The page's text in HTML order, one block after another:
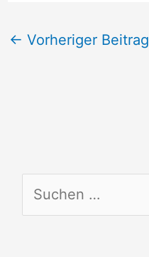
← Vorheriger Beitrag
u